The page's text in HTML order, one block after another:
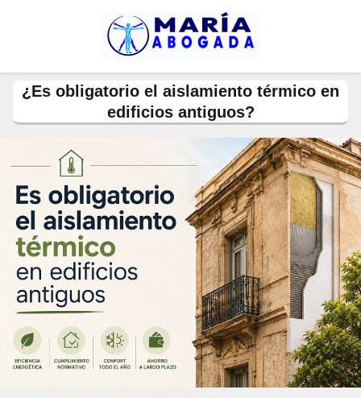
¿Es obligatorio el aislamiento térmico en
edificios antiguos?